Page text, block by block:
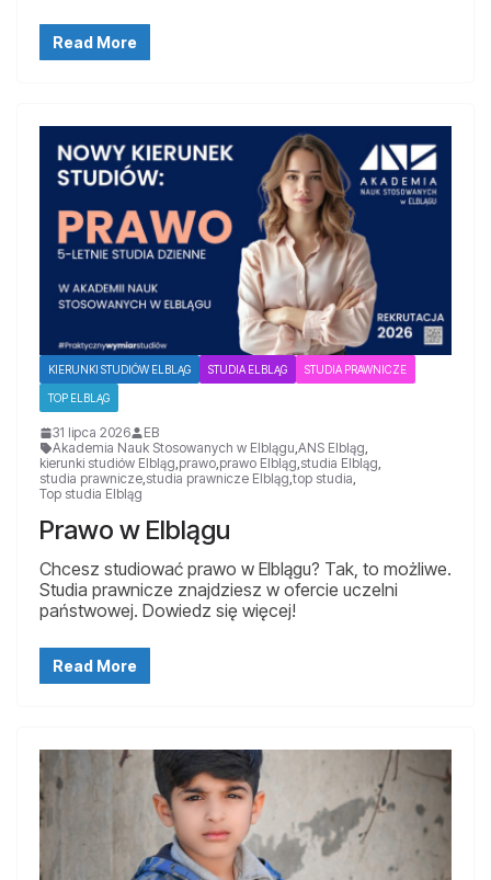
Read More
KIERUNKI STUDIÓW ELBLĄG STUDIA ELBLĄG STUDIA PRAWNICZE
TOP ELBLĄG
31 lipca 2026
EB
Akademia Nauk Stosowanych w Elblągu,ANS Elbląg,
kierunki studiów Elbląg,prawo,prawo Elbląg,studia Elbląg,
studia prawnicze,studia prawnicze Elbląg,top studia,
Top studia Elbląg
Prawo w Elblągu
Chcesz studiować prawo w Elblągu? Tak, to możliwe.
Studia prawnicze znajdziesz w ofercie uczelni
państwowej. Dowiedz się więcej!
Read More